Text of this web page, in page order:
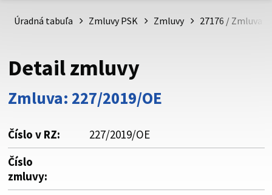
psk.sk.
Buďte pozorní a vždy sa uistite, že zdieľate informácie iba
cez zabezpečenú webovú stránku. Zabezpečená stránka
vždy začína https:// pred názvom domény webového sídla.
Úradná tabuľa Zmluvy PSK Zmluvy 27176 / Zmluva
Detail zmluvy
Zmluva: 227/2019/OE
Číslo v RZ:
227/2019/OE
Číslo
zmluvy: